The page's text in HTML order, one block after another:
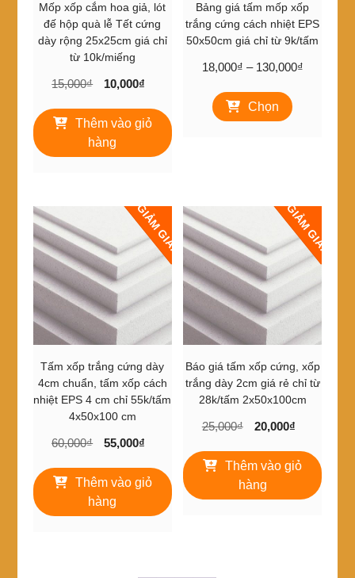
trang
sản
Mốp xốp cắm hoa giả, lót
đế hộp quà lễ Tết cứng
dày rộng 25x25cm giá chỉ
từ 10k/miếng
15,000₫
Giá
là:
15,000₫.
10,000₫
tại
10,000₫.
Thêm vào giỏ
hàng
Bảng giá tấm mốp xốp
trắng cứng cách nhiệt EPS
50x50cm giá chỉ từ 9k/tấm
18,000₫ – 130,000₫Khoảng
Chọn
phẩm
Các
tùy
chọn
có
được
trên
trang
phẩm
GIẢM GIÁ!
Tấm xốp trắng cứng dày
4cm chuẩn, tấm xốp cách
nhiệt EPS 4 cm chỉ 55k/tấm
4x50x100 cm
60,000₫
Giá
là:
60,000₫.
55,000₫
tại
55,000₫.
Thêm vào giỏ
hàng
GIẢM GIÁ!
Báo giá tấm xốp cứng, xốp
trắng dày 2cm giá rẻ chỉ từ
28k/tấm 2x50x100cm
25,000₫
Giá
là:
25,000₫.
20,000₫
tại
20,000₫.
Thêm vào giỏ
hàng